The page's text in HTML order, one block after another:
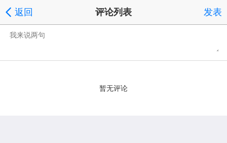
返回 评论列表 发表
暂无评论